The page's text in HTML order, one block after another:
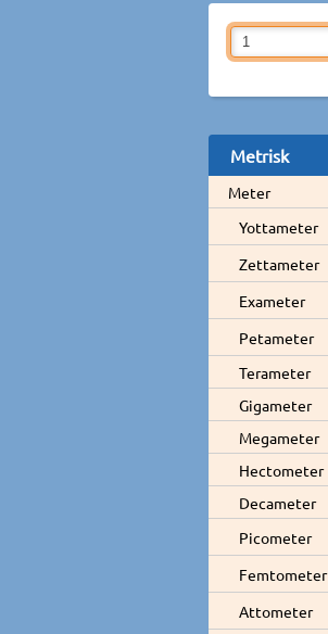
Metrisk
Meter
Yottameter
Zettameter
Exameter
Petameter
Terameter
Gigameter
Megameter
Hectometer
Decameter
Picometer
Femtometer
Attometer